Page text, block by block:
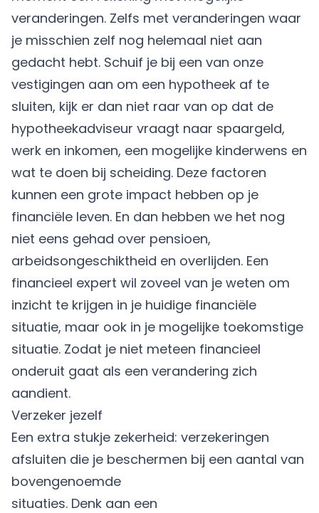
veranderingen. Zelfs met veranderingen waar
je misschien zelf nog helemaal niet aan
gedacht hebt. Schuif je bij een van onze
vestigingen aan om een hypotheek af te
sluiten, kijk er dan niet raar van op dat de
hypotheekadviseur vraagt naar spaargeld,
werk en inkomen, een mogelijke kinderwens en
wat te doen bij scheiding. Deze factoren
kunnen een grote impact hebben op je
financiële leven. En dan hebben we het nog
niet eens gehad over pensioen,
arbeidsongeschiktheid en overlijden. Een
financieel expert wil zoveel van je weten om
inzicht te krijgen in je huidige financiële
situatie, maar ook in je mogelijke toekomstige
situatie. Zodat je niet meteen financieel
onderuit gaat als een verandering zich
aandient.
Verzeker jezelf
Een extra stukje zekerheid: verzekeringen
afsluiten die je beschermen bij een aantal van
bovengenoemde
situaties. Denk aan een